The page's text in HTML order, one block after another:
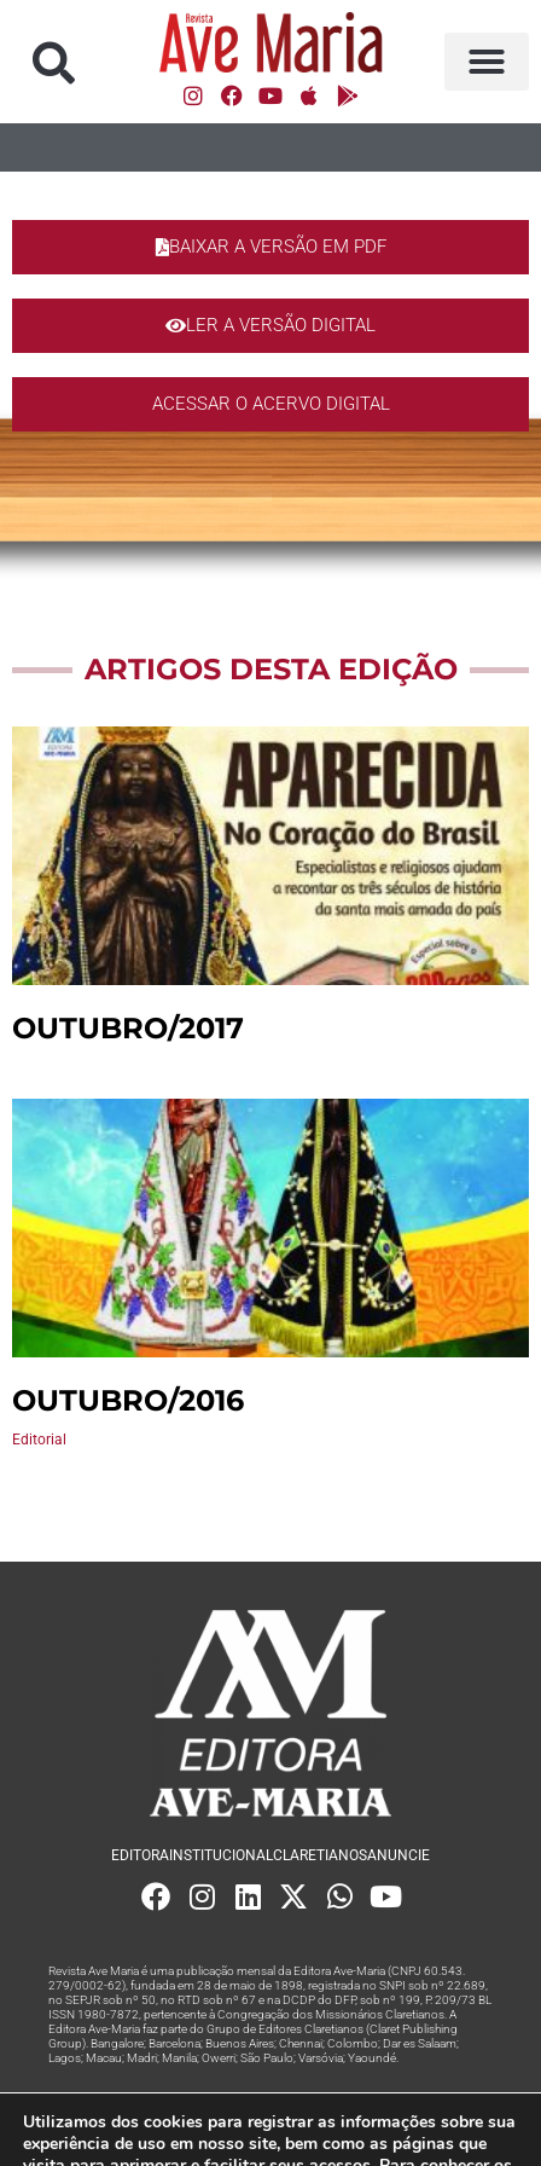
BAIXAR A VERSÃO EM PDF
LER A VERSÃO DIGITAL
ACESSAR O ACERVO DIGITAL
ARTIGOS DESTA EDIÇÃO
OUTUBRO/2017
OUTUBRO/2016
Editorial
EDITORA INSTITUCIONALCLARETIANOSANUNCIE
Revista Ave Maria é uma publicação mensal da Editora Ave-Maria (CNPJ 60.543.
279/0002-62), fundada em 28 de maio de 1898, registrada no SNPI sob nº 22.689,
no SEPJR sob nº 50, no RTD sob nº 67 e na DCDP do DFP, sob nº 199, P. 209/73 BL
ISSN 1980-7872, pertencente à Congregação dos Missionários Claretianos. A
Editora Ave-Maria faz parte do Grupo de Editores Claretianos (Claret Publishing
Group). Bangalore; Barcelona; Buenos Aires; Chennai; Colombo; Dar es Salaam;
Lagos; Macau; Madri; Manila; Owerri; São Paulo; Varsóvia; Yaoundé.
Rede
Utilizamos dos cookies para registrar as informações sobre sua
experiência de uso em nosso site, bem como as páginas que